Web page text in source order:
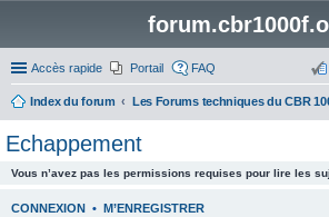
Accès rapide Portail FAQ
Index du forum Les Forums techniques du CBR
Echappement
Vous n’avez pas les permissions requises pour lire les
CONNEXION • M’ENREGISTRER